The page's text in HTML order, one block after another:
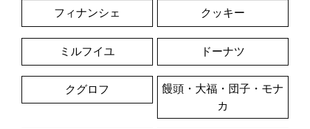
フィナンシェ クッキー
ミルフイユ ドーナツ
クグロフ
饅頭・大福・団子・モナ
カ